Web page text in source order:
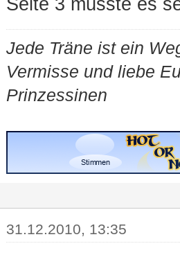
Seite 3 müsste es
Jede Träne ist ein
Vermisse und liebe
Prinzessinen
31.12.2010, 13:35